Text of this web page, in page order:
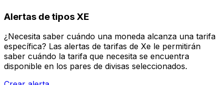
Alertas de tipos XE
¿Necesita saber cuándo una moneda alcanza una tarifa
específica? Las alertas de tarifas de Xe le permitirán
saber cuándo la tarifa que necesita se encuentra
disponible en los pares de divisas seleccionados.